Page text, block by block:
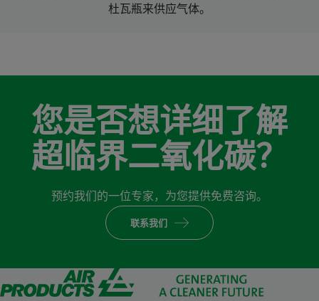
杜瓦瓶来供应气体。
您是否想详细了解
超临界二氧化碳？
预约我们的一位专家，为您提供免费咨询。
联系我们